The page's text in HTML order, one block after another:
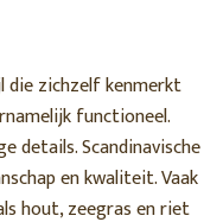
die zichzelf kenmerkt
functioneel.
details. Scandinavische
en kwaliteit. Vaak
hout, zeegras en riet